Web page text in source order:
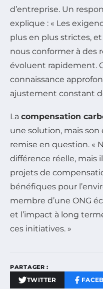
d’entreprise. Un
explique : « Les
plus en plus strictes,
nous conformer à des
évoluent rapidement.
connaissance
ajustement constant
La compensation
une solution, mais
remise en question. «
différence réelle, mais
projets de
bénéfiques pour
membre d’une ONG
et l’impact à long
ces initiatives. »
PARTAGER :
TWITTER